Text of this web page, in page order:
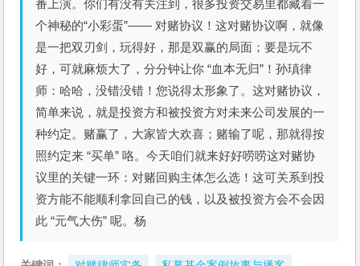
番上演。你们有没有关注到，很多投资交易里都藏着一
个神秘的“小彩蛋”—— 对赌协议！这对赌协议啊，就像
是一把双刃剑，玩得好，那是双赢的局面；要是玩不
好，可就麻烦大了，分分钟让你 “血本无归”！孙瑱律
师：哈哈，没错没错！您说得太形象了。这对赌协议，
简单来说，就是投资方和被投资方对未来公司发展的一
种约定。赌赢了，大家皆大欢喜；赌输了呢，那就得按
照约定来 “买单” 咯。今天咱们就来好好唠唠这对赌协
议里的关键一环：对赌回购主体怎么选！这可关系到投
资方能不能顺利拿回自己的钱，以及被投资方会不会因
此 “元气大伤” 呢。杨